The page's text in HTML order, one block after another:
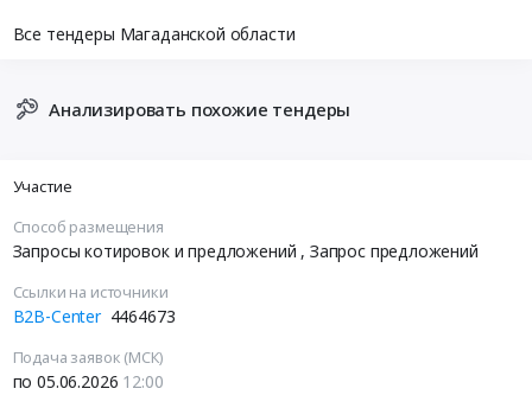
Все тендеры Магаданской области
Анализировать похожие тендеры
Участие
Способ размещения
Запросы котировок и предложений , Запрос предложений
Ссылки на источники
B2B-Center 4464673
Подача заявок (МСК)
по 05.06.2026 12:00